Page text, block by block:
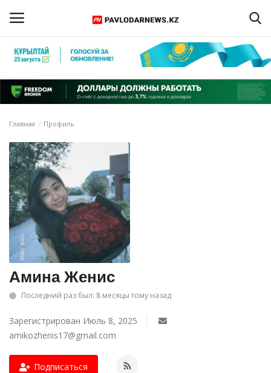
Регистрация
Главная
ПАВЛОДАРСКАЯ ОБЛАСТЬ
КАЗАХСТАН
МИР
СПЕЦПРОЕКТЫ
СПОРТ
Чек-лист
РАЗВЛЕЧЕНИЯ
Главная Профиль
Амина Женис
Последний раз был: 8 месяцы тому назад
Зарегистрирован Июль 8, 2025
amikozhenis17@gmail.com
Подписаться